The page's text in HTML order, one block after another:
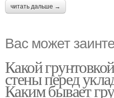
читать дальше →
Вас может
Какой
стены перед
Каким бывает